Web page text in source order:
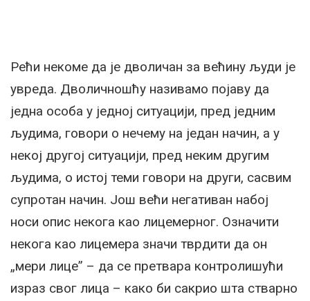
Рећи некоме да је дволичан за већину људи је
увреда. Дволичношћу називамо појаву да
једна особа у једној ситуацији, пред једним
људима, говори о нечему на један начин, а у
некој другој ситуацији, пред неким другим
људима, о истој теми говори на други, сасвим
супротан начин. Још већи негативан набој
носи опис некога као лицемерног. Означити
некога као лицемера значи тврдити да он
„мери лице” – да се претвара контролишући
израз свог лица – како би сакрио шта стварно